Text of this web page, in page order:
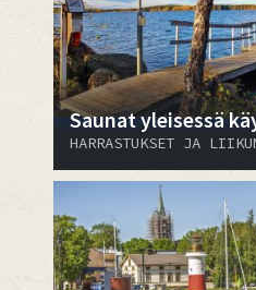
Saunat yleisessä
HARRASTUKSET JA